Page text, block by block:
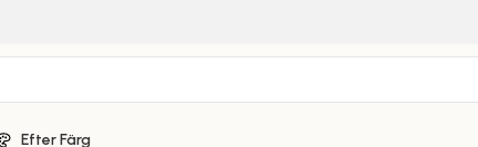
Efter Färg